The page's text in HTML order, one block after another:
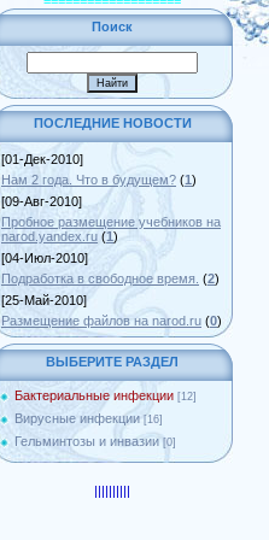
Поиск
ПОСЛЕДНИЕ НОВОСТИ
[01-Дек-2010]
Нам 2 года. Что в будущем? (1)
[09-Авг-2010]
Пробное размещение учебников на
narod.yandex.ru (1)
[04-Июл-2010]
Подработка в свободное время. (2)
[25-Май-2010]
Размещение файлов на narod.ru (0)
ВЫБЕРИТЕ РАЗДЕЛ
Бактериальные инфекции [12]
Вирусные инфекции [16]
Гельминтозы и инвазии [0]
||||||||||